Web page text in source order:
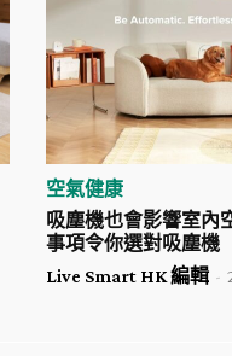
空氣健康
吸塵機也會影響室內
事項令你選對吸塵機
Live Smart HK 編輯 -